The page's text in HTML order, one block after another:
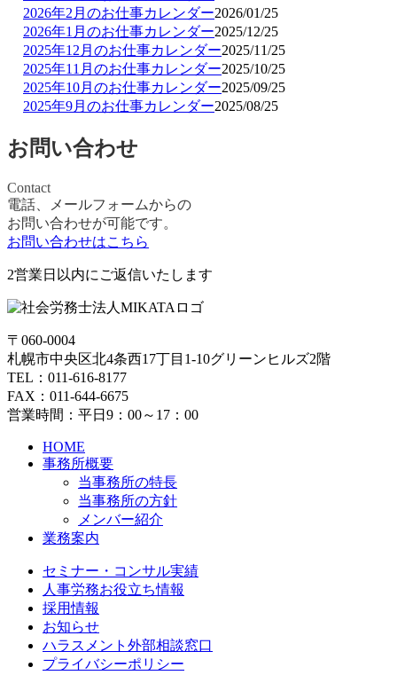
2026年2月のお仕事カレンダー2026/01/25
2026年1月のお仕事カレンダー2025/12/25
2025年12月のお仕事カレンダー2025/11/25
2025年11月のお仕事カレンダー2025/10/25
2025年10月のお仕事カレンダー2025/09/25
2025年9月のお仕事カレンダー2025/08/25
お問い合わせ
Contact
電話、メールフォームからの
お問い合わせが可能です。
お問い合わせはこちら
2営業日以内に ご返信いたします
〒060-0004
札幌市中央区北4条西17丁目1-10グリーンヒルズ2階
TEL：011-616-8177
FAX：011-644-6675
営業時間：平日9：00～17：00
HOME
事務所概要
当事務所の特長
当事務所の方針
メンバー紹介
業務案内
セミナー・コンサル実績
人事労務お役立ち情報
採用情報
お知らせ
ハラスメント外部相談窓口
プライバシーポリシー